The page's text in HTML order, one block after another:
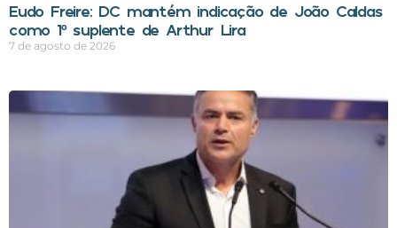
Eudo Freire: DC mantém indicação de João Caldas
como 1º suplente de Arthur Lira
7 de agosto de 2026